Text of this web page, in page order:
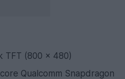
TFT (800 x 480)
Qualcomm Snapdragon